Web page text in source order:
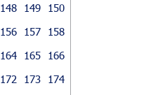
148 149
150
156 157
158
164 165
166
172 173
174